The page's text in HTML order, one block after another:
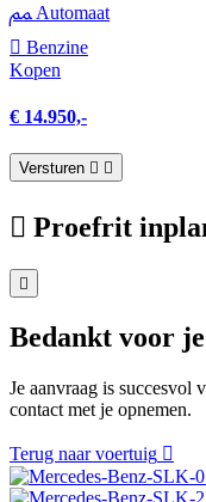
Automaat
Benzine
Kopen
€ 14.950,-
Versturen
Proefrit
Bedankt voor
Je aanvraag is succesvol
contact met je opnemen.
Terug naar voertuig